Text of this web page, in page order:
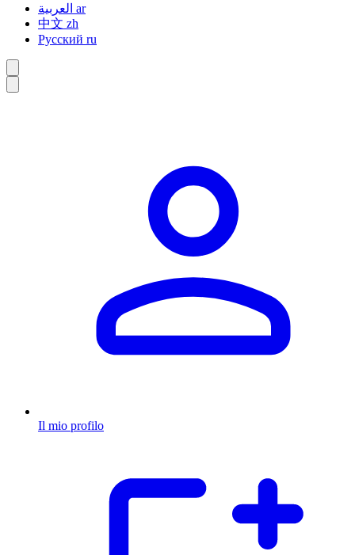
ar
中文 zh
Русский ru
Il mio profilo